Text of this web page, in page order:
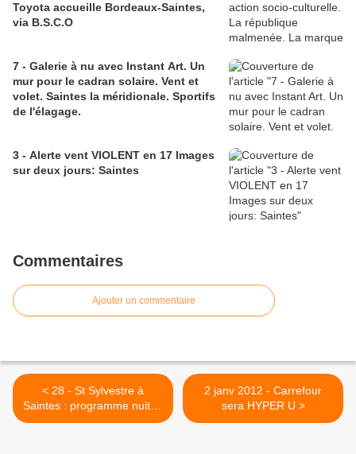
Toyota accueille Bordeaux-Saintes,
via B.S.C.O
7 - Galerie à nu avec Instant Art. Un
mur pour le cadran solaire. Vent et
volet. Saintes la méridionale. Sportifs
de l'élagage.
3 - Alerte vent VIOLENT en 17 Images
sur deux jours: Saintes
Commentaires
Ajouter un commentaire
< 28 - St Sylvestre à
Saintes : programme nuit et
jour - Alcool et vie
2 janv 2012 - Carrefour
sera HYPER U >